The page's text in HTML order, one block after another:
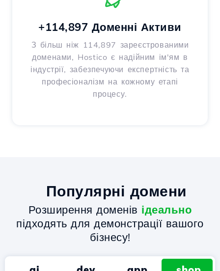
+114,897 Доменні Активи
З більш ніж 114,897 зареєстрованими
доменами, Hostico є надійним ім'ям в
індустрії, забезпечуючи експертність та
професіоналізм на кожному етапі
процесу.
Популярні домени
Розширення доменів ідеально
підходять для демонстрації вашого
бізнесу!